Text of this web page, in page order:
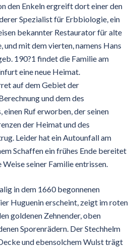
den Enkeln ergreift dort einer den
Spezialist für Erbbiologie, ein
bekannter Restaurator für alte
mit dem vierten, namens Hans
190?1 findet die Familie am
eine neue Heimat.
auf dem Gebiet der
und dem des
Ruf erworben, der seinen
der Heimat und des
Leider hat ein Autounfall am
Schaffen ein frühes Ende bereitet
seiner Familie entrissen.
in dem 1660 begonnenen
Huguenin erscheint, zeigt im roten
goldenen Zehnender, oben
Sporenrädern. Der Stechhelm
und ebensolchem Wulst trägt